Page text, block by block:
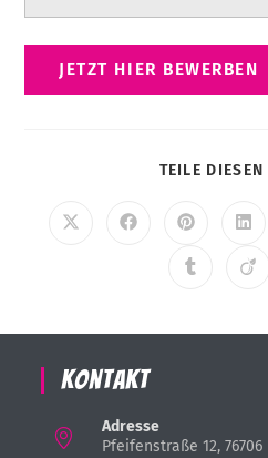
JETZT HIER BEWERBEN
TEILE
Kontakt
Adresse
Pfeifenstraße 12,